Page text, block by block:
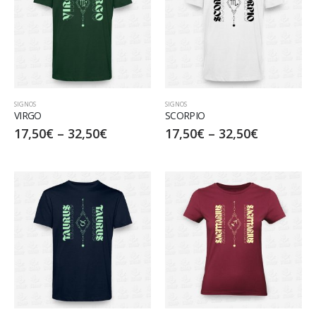
SIGNOS
VIRGO
17,50€ – 32,50€
SIGNOS
SCORPIO
17,50€ – 32,50€